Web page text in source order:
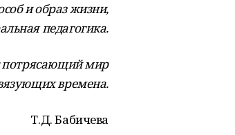
и образ жизни,
педагогика.
потрясающий мир
времена.
Т.Д. Бабичева